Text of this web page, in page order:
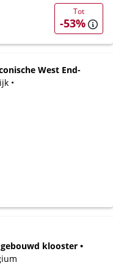
Tot
-53%
West End-
•
klooster •